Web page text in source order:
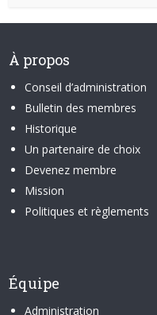
À propos
Conseil d’administration
Bulletin des membres
Historique
Un partenaire de choix
Devenez membre
Mission
Politiques et règlements
Équipe
Administration